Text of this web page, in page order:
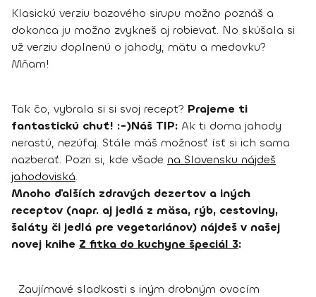
Klasickú verziu bazového sirupu možno poznáš a
dokonca ju možno zvykneš aj robievať. No skúšala si
už verziu doplnenú o jahody, mätu a medovku?
Mňam!
Tak čo, vybrala si si svoj recept? Prajeme ti
fantastickú chuť! :-)Náš TIP: Ak ti doma jahody
nerastú, nezúfaj. Stále máš možnosť ísť si ich sama
nazberať. Pozri si, kde všade na Slovensku nájdeš
jahodoviská.
Mnoho ďalších zdravých dezertov a iných
receptov (napr. aj jedlá z mäsa, rýb, cestoviny,
šaláty či jedlá pre vegetariánov) nájdeš v našej
novej knihe Z fitka do kuchyne špeciál 3:
Zaujímavé sladkosti s iným drobným ovocím